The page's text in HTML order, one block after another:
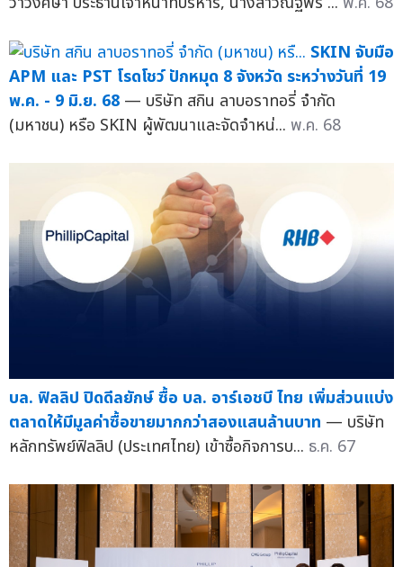
SKIN จับมือ
APM และ PST โรดโชว์ ปักหมุด 8 จังหวัด ระหว่างวันที่ 19
พ.ค. - 9 มิ.ย. 68 — บริษัท สกิน ลาบอราทอรี่ จำกัด
(มหาชน) หรือ SKIN ผู้พัฒนาและจัดจำหน่... พ.ค. 68
บล. ฟิลลิป ปิดดีลยักษ์ ซื้อ บล. อาร์เอชบี ไทย เพิ่มส่วนแบ่ง
ตลาดให้มีมูลค่าซื้อขายมากกว่าสองแสนล้านบาท — บริษัท
หลักทรัพย์ฟิลลิป (ประเทศไทย) เข้าซื้อกิจการบ... ธ.ค. 67